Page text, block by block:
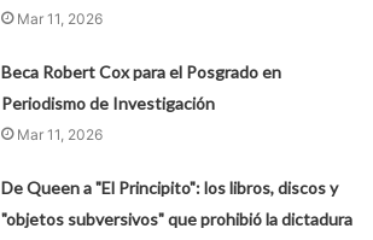
Mar 11, 2026
Beca Robert Cox para el Posgrado en
Periodismo de Investigación
Mar 11, 2026
De Queen a "El Principito": los libros, discos y
"objetos subversivos" que prohibió la dictadura